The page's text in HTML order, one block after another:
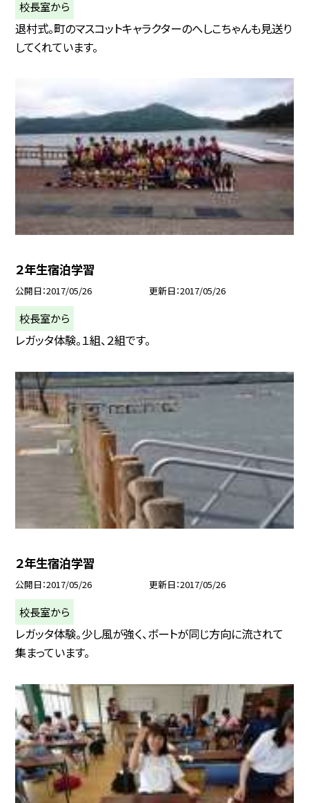
校長室から
退村式。町のマスコットキャラクターのへしこちゃんも見送り
してくれています。
２年生宿泊学習
公開日 2017/05/26 更新日 2017/05/26
校長室から
レガッタ体験。１組、２組です。
２年生宿泊学習
公開日 2017/05/26 更新日 2017/05/26
校長室から
レガッタ体験。少し風が強く、ボートが同じ方向に流されて
集まっています。